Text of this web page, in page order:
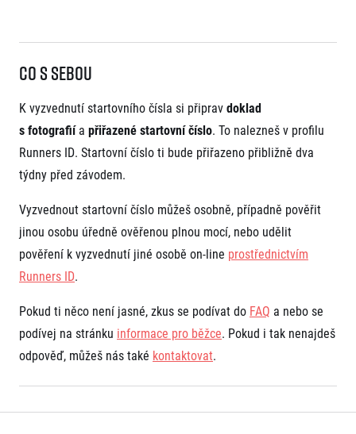
Co s sebou
K vyzvednutí startovního čísla si připravdoklad
s fotografiía přiřazené startovní číslo. To nalezneš v profilu
Runners ID. Startovní číslo ti bude přiřazeno přibližně dva
týdny před závodem.
Vyzvednout startovní číslo můžeš osobně, případně pověřit
jinou osobu úředně ověřenou plnou mocí, nebo udělit
pověření k vyzvednutí jiné osobě on-line prostřednictvím
Runners ID.
Pokud ti něco není jasné, zkus se podívat do FAQ a nebo se
podívej na stránku informace pro běžce. Pokud i tak nenajdeš
odpověď, můžeš nás také kontaktovat.